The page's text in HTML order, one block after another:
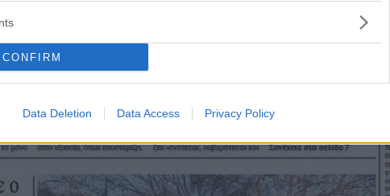
CONFIRM
Data Deletion Data Access Privacy Policy